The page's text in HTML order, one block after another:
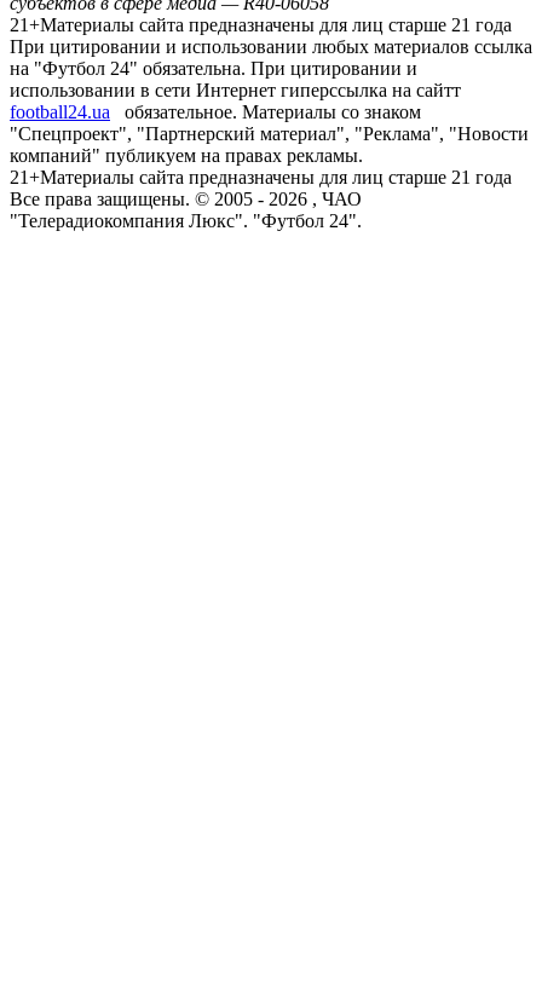
21+Материалы сайта предназначены для лиц старше 21 года
При цитировании и использовании любых материалов ссылка
на "Футбол 24" обязательна. При цитировании и
использовании в сети Интернет гиперссылка на сайтт
football24.ua
обязательное. Материалы со знаком
"Спецпроект", "Партнерский материал", "Реклама", "Новости
компаний" публикуем на правах рекламы.
21+Материалы сайта предназначены для лиц старше 21 года
Все права защищены. © 2005 - 2026 , ЧАО
"Телерадиокомпания Люкс". "Футбол 24".